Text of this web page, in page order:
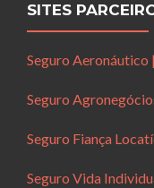
SITES
Seguro
Seguro
Seguro Fiança
Seguro Vida